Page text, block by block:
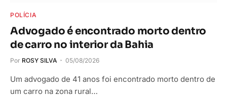
POLÍCIA
Advogado é encontrado morto dentro
de carro no interior da Bahia
Por ROSY SILVA 05/08/2026
Um advogado de 41 anos foi encontrado morto dentro de
um carro na zona rural…